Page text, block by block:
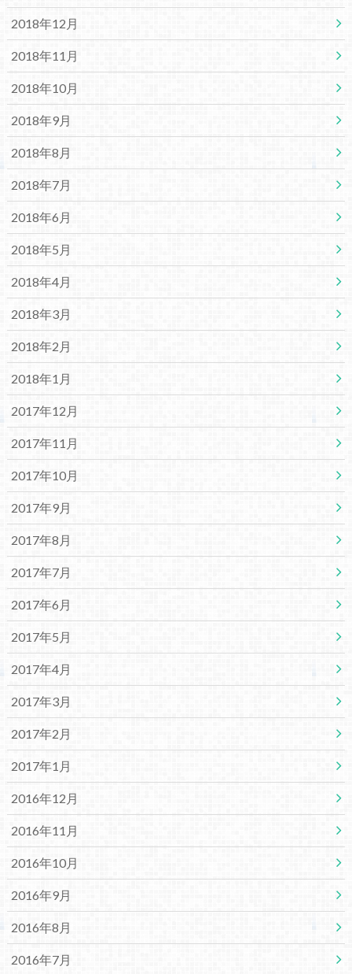
2018年12月
2018年11月
2018年10月
2018年9月
2018年8月
2018年7月
2018年6月
2018年5月
2018年4月
2018年3月
2018年2月
2018年1月
2017年12月
2017年11月
2017年10月
2017年9月
2017年8月
2017年7月
2017年6月
2017年5月
2017年4月
2017年3月
2017年2月
2017年1月
2016年12月
2016年11月
2016年10月
2016年9月
2016年8月
2016年7月